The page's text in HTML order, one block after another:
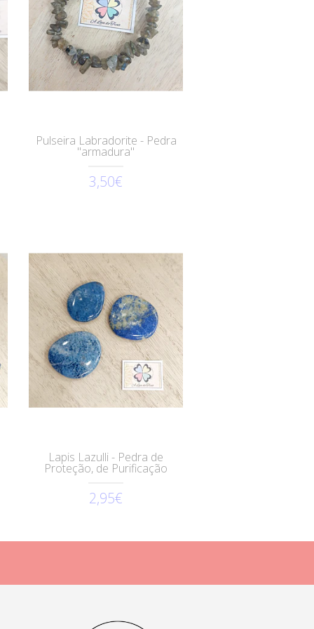
Pulseira Labradorite - Pedra
"armadura"
3,50€
Lapis Lazulli - Pedra de
Proteção, de Purificação
2,95€